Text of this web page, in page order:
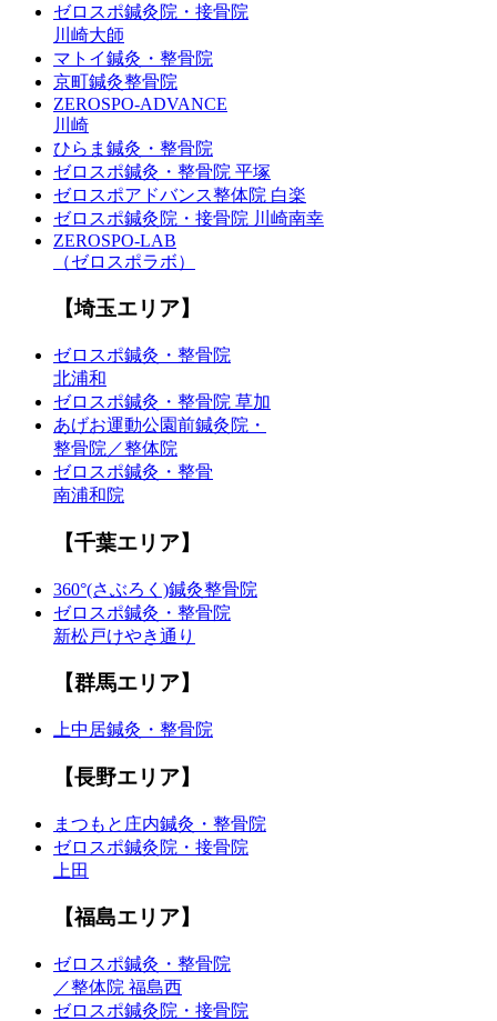
ゼロスポ鍼灸院・接骨院
川崎大師
マトイ鍼灸・整骨院
京町鍼灸整骨院
ZEROSPO-ADVANCE
川崎
ひらま鍼灸・整骨院
ゼロスポ鍼灸・整骨院 平塚
ゼロスポアドバンス整体院 白楽
ゼロスポ鍼灸院・接骨院 川崎南幸
ZEROSPO-LAB
（ゼロスポラボ）
【埼玉エリア】
ゼロスポ鍼灸・整骨院
北浦和
ゼロスポ鍼灸・整骨院 草加
あげお運動公園前鍼灸院・
整骨院／整体院
ゼロスポ鍼灸・整骨
南浦和院
【千葉エリア】
360°(さぶろく)鍼灸整骨院
ゼロスポ鍼灸・整骨院
新松戸けやき通り
【群馬エリア】
上中居鍼灸・整骨院
【長野エリア】
まつもと庄内鍼灸・整骨院
ゼロスポ鍼灸院・接骨院
上田
【福島エリア】
ゼロスポ鍼灸・整骨院
／整体院 福島西
ゼロスポ鍼灸院・接骨院